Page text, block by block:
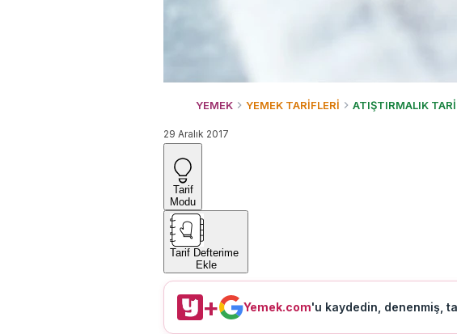
YEMEK YEMEK TARİFLERİ ATIŞTIRMALIK
29 Aralık 2017
Tarif
Modu
Tarif Defterime
Ekle
+ Yemek.com'u kaydedin, denenmiş,